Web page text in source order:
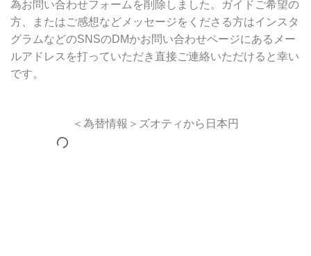
為お問い合わせフォームを削除しました。ガイドご希望の
方、またはご感想などメッセージをくださる方はインスタ
グラムなどのSNSのDMかお問い合わせページにあるメー
ルアドレスを打っていただき直接ご連絡いただけると幸い
です。
＜為替情報＞ズオティから日本円